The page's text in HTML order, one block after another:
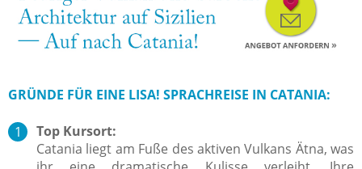
GRÜNDE FÜR EINE LISA! SPRACHREISE IN CATANIA:
Top Kursort:
Catania liegt am Fuße des aktiven Vulkans Ätna, was